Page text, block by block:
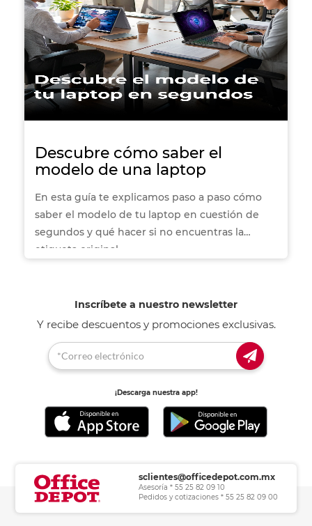
modelos de tablets si estás pensando en
actualizar tu equipo.
Descubre cómo saber el
modelo de una laptop
En esta guía te explicamos paso a paso cómo
saber el modelo de tu laptop en cuestión de
segundos y qué hacer si no encuentras la
etiqueta original.
Inscríbete a nuestro newsletter
Y recibe descuentos y promociones exclusivas.
¡Descarga nuestra app!
sclientes@officedepot.com.mx
Asesoría * 55 25 82 09 10
Pedidos y cotizaciones * 55 25 82 09 00